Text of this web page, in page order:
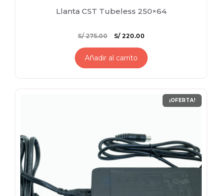
Llanta CST Tubeless 250×64
S/275.00
El
original
S/220.00El
actual
es:
Añadir al carrito
¡OFERTA!